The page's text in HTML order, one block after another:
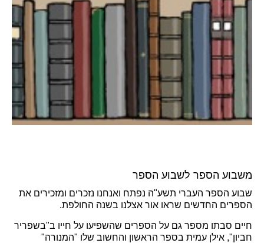
משבוע הספר לשבוע הספר
שבוע הספר העברי תשע"ה נפתח ואנחנו נזכרים ומזכירים את
הספרים החדשים שראו אור אצלנו בשנה החולפת.
חיים סבתו מספר גם על הספרים שהשפיעו על חייו ב"בשפריר
חביון", אילן עמית בספר הראשון והחשוב שלו "המנורה"